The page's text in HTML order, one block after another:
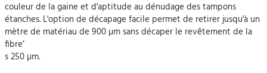
couleur de la gaine et d'aptitude au dénudage des tampons
étanches. L'option de décapage facile permet de retirer jusqu'à un
mètre de matériau de 900 µm sans décaper le revêtement de la
fibre’
s 250 µm.